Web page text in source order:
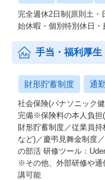
完全週休2日制(原則土
始休暇・個別特別休日
手当・福利厚生
財形貯蓄制度 通
社会保険(パナソニック
完備※保険料の本人負担(
財形貯蓄制度／従業員
など)／慶弔見舞金制度
の部活 研修ツール：
※その他、外部研修や通
講可能